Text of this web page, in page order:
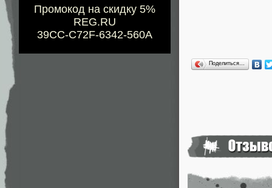
Промокод на скидку 5%
REG.RU
39CC-C72F-6342-560A
Поделиться…